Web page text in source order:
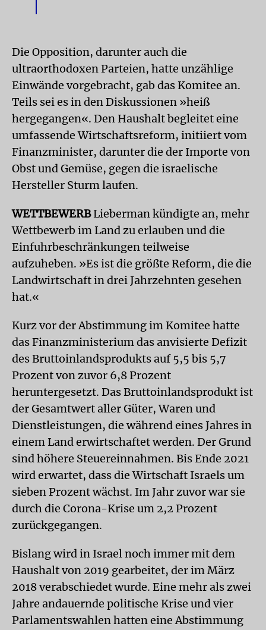
Die Opposition, darunter auch die
ultraorthodoxen Parteien, hatte unzählige
Einwände vorgebracht, gab das Komitee an.
Teils sei es in den Diskussionen »heiß
hergegangen«. Den Haushalt begleitet eine
umfassende Wirtschaftsreform, initiiert vom
Finanzminister, darunter die der Importe von
Obst und Gemüse, gegen die israelische
Hersteller Sturm laufen.
WETTBEWERBLieberman kündigte an, mehr
Wettbewerb im Land zu erlauben und die
Einfuhrbeschränkungen teilweise
aufzuheben. »Es ist die größte Reform, die die
Landwirtschaft in drei Jahrzehnten gesehen
hat.«
Kurz vor der Abstimmung im Komitee hatte
das Finanzministerium das anvisierte Defizit
des Bruttoinlandsprodukts auf 5,5 bis 5,7
Prozent von zuvor 6,8 Prozent
heruntergesetzt. Das Bruttoinlandsprodukt ist
der Gesamtwert aller Güter, Waren und
Dienstleistungen, die während eines Jahres in
einem Land erwirtschaftet werden. Der Grund
sind höhere Steuereinnahmen. Bis Ende 2021
wird erwartet, dass die Wirtschaft Israels um
sieben Prozent wächst. Im Jahr zuvor war sie
durch die Corona-Krise um 2,2 Prozent
zurückgegangen.
Bislang wird in Israel noch immer mit dem
Haushalt von 2019 gearbeitet, der im März
2018 verabschiedet wurde. Eine mehr als zwei
Jahre andauernde politische Krise und vier
Parlamentswahlen hatten eine Abstimmung